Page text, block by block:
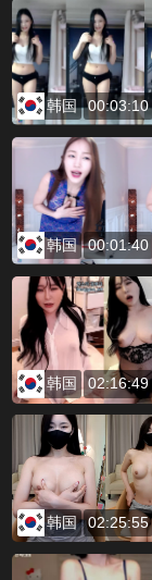
韩国 00:03:10
韩国 00:01:40
韩国 02:16:49
韩国 02:25:55